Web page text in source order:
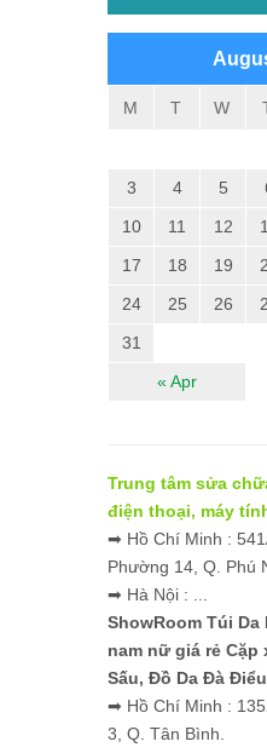
M T W
« Apr
3
4 5
10
11 12
17
18 19
24
25 26
31
Trung tâm sửa
điện thoại, máy
➡ Hồ Chí Minh :
Phường 14, Q. Phú
➡ Hà Nội : ...
ShowRoom Túi Da
nam nữ giá rẻ Cặp
Sấu, Đồ Da Đà
➡ Hồ Chí Minh :
3, Q. Tân Bình.